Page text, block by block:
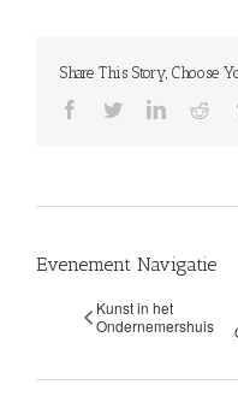
Share This Story, Choose
facebooktwitterlinkedin
Evenement Navigatie
Kunst in het
Ondernemershuis